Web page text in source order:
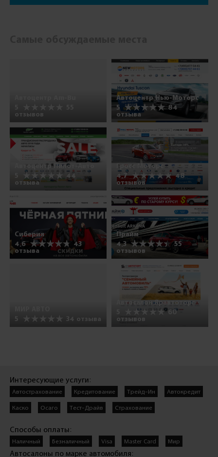
отзывов
Автоцентр Нью-Моторс
5
84
отзыва
Автоцентр Пилот-Авто
44
отзыва
Гросс Моторс
4.7
48
отзывов
Сиберия
4.6
43
отзыва
Прайм
4.3
55
отзывов
5
34 отзыва
Автосалон Яравтоторг
60
отзывов
Интересующие услуги:
Автострахование Кредитование Трейд-Ин Автокредит
Каско Осаго Тест-Драйв Страхование
Способы оплаты:
Наличный Безналичный Visa Master Card Мир
Автосалоны по марке автомобиля: